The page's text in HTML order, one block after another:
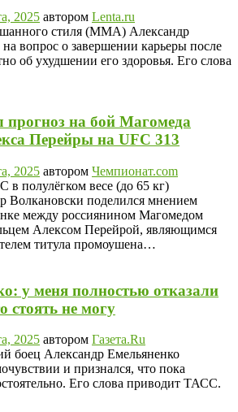
2025 автором Lenta.ru
стиля (ММА) Александр
вопрос о завершении карьеры после
об ухудшении его здоровья. Его слова
прогноз на бой Магомеда
Перейры на UFC 313
2025 автором Чемпионат.com
полулёгком весе (до 65 кг)
Волкановски поделился мнением
между россиянином Магомедом
Алексом Перейрой, являющимся
титула промоушена…
у меня полностью отказали
стоять не могу
2025 автором Газета.Ru
боец Александр Емельяненко
и признался, что пока
Его слова приводит ТАСС.